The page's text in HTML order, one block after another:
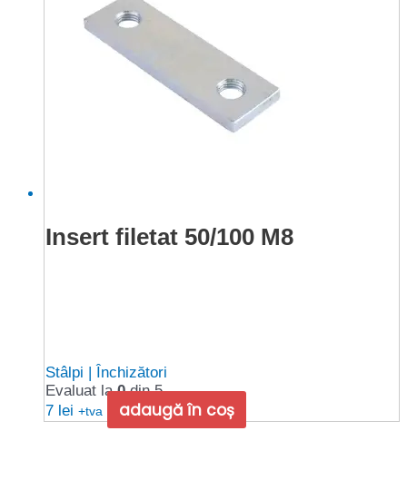
Insert filetat 50/100 M8
Stâlpi | Închizători
Evaluat la0din 5
7 lei +tva adaugă în coș